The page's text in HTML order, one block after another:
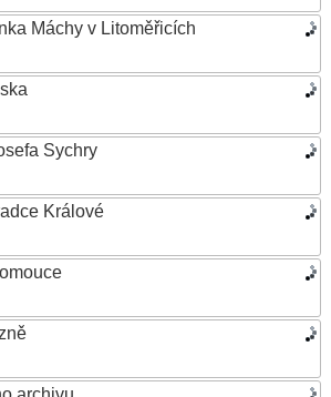
Máchy v Litoměřicích
Sychry
Králové